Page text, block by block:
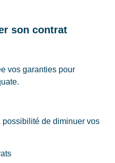
son contrat
vos garanties pour
possibilité de diminuer vos